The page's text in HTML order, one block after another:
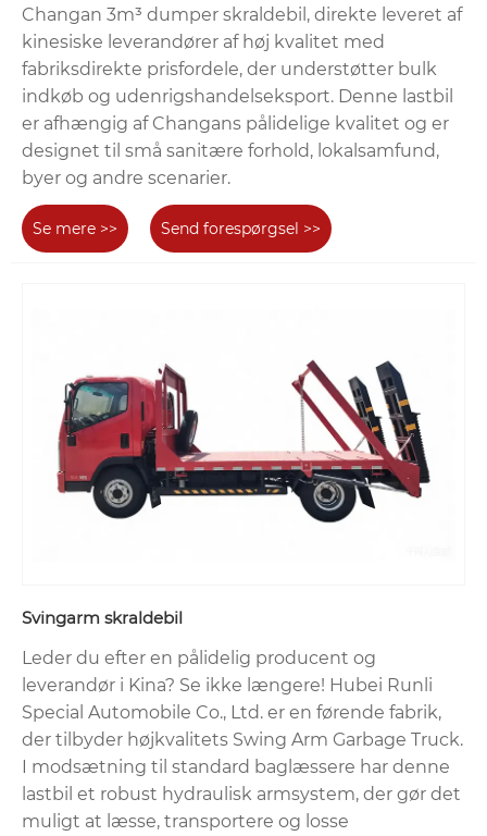
Changan 3m³ dumper skraldebil, direkte leveret af
kinesiske leverandører af høj kvalitet med
fabriksdirekte prisfordele, der understøtter bulk
indkøb og udenrigshandelseksport. Denne lastbil
er afhængig af Changans pålidelige kvalitet og er
designet til små sanitære forhold, lokalsamfund,
byer og andre scenarier.
Se mere >> Send forespørgsel >>
Svingarm skraldebil
Leder du efter en pålidelig producent og
leverandør i Kina? Se ikke længere! Hubei Runli
Special Automobile Co., Ltd. er en førende fabrik,
der tilbyder højkvalitets Swing Arm Garbage Truck.
I modsætning til standard baglæssere har denne
lastbil et robust hydraulisk armsystem, der gør det
muligt at læsse, transportere og losse